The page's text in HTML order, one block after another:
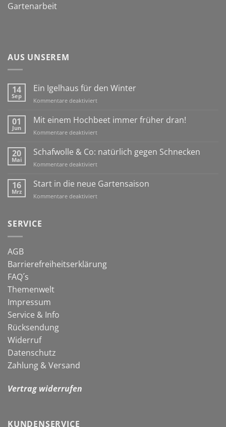
Gartenarbeit
AUS UNSEREM
14
Sep
Ein Igelhaus für den Winter
Kommentare deaktiviertfür
Igelhaus
den
01
Jun
Mit einem Hochbeet immer früher dran!
Kommentare deaktiviertfür
einem
immer
dran!
20
Mai
Schafwolle & Co: natürlich gegen Schnecken
Kommentare deaktiviertfür
&
natürlich
16
Mrz
Start in die neue Gartensaison
Kommentare deaktiviertfür
SERVICE
AGB
Barrierefreiheitserklärung
FAQ´s
Themenwelt
Impressum
Service & Info
Rücksendung
Widerruf
Datenschutz
Zahlung & Versand
Vertrag widerrufen
KUNDENSERVICE